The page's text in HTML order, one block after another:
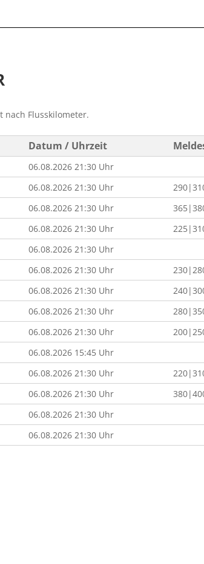
nach Flusskilometer.
Datum / Uhrzeit
06.08.2026 21:30 Uhr
06.08.2026 21:30 Uhr
06.08.2026 21:30 Uhr
06.08.2026 21:30 Uhr
06.08.2026 21:30 Uhr
06.08.2026 21:30 Uhr
06.08.2026 21:30 Uhr
06.08.2026 21:30 Uhr
06.08.2026 21:30 Uhr
06.08.2026 15:45 Uhr
06.08.2026 21:30 Uhr
06.08.2026 21:30 Uhr
06.08.2026 21:30 Uhr
06.08.2026 21:30 Uhr